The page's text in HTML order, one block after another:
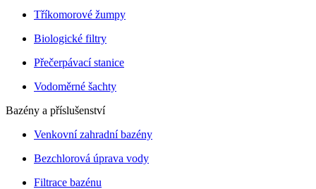
Tříkomorové žumpy
Biologické filtry
Přečerpávací stanice
Vodoměrné šachty
Bazény a příslušenství
Venkovní zahradní bazény
Bezchlorová úprava vody
Filtrace bazénu